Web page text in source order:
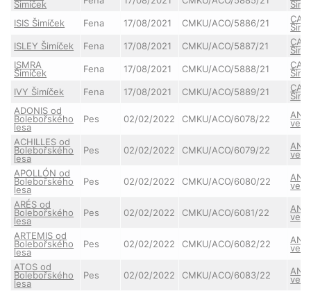
Šimíček
ISIS Šimíček
Fena 17/08/2021 CMKU/ACO/5886/21
ISLEY Šimíček
Fena 17/08/2021 CMKU/ACO/5887/21
ISMRA
Šimíček Fena 17/08/2021 CMKU/ACO/5888/21
IVY Šimíček
Fena 17/08/2021 CMKU/ACO/5889/21
ADONIS od
Bolebořského
lesa
Pes 02/02/2022 CMKU/ACO/6078/22
ve
ACHILLES od
Bolebořského
lesa
Pes 02/02/2022 CMKU/ACO/6079/22
ve
APOLLÓN od
Bolebořského
lesa
Pes 02/02/2022 CMKU/ACO/6080/22
ve
ARÉS od
Bolebořského
lesa
Pes 02/02/2022 CMKU/ACO/6081/22
ve
ARTEMIS od
Bolebořského
lesa
Pes 02/02/2022 CMKU/ACO/6082/22
ve
ATOS od
Bolebořského
lesa
Pes 02/02/2022 CMKU/ACO/6083/22
ve